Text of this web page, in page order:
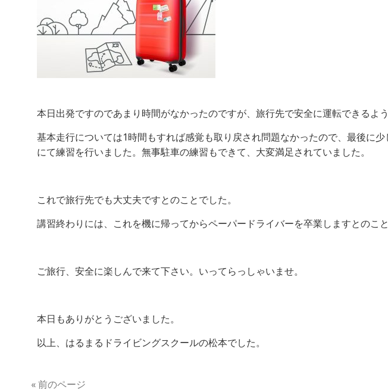
本日出発ですのであまり時間がなかったのですが、旅行先で安全に運転できるよ
基本走行については1時間もすれば感覚も取り戻され問題なかったので、最後に
にて練習を行いました。無事駐車の練習もできて、大変満足されていました。
これで旅行先でも大丈夫ですとのことでした。
講習終わりには、これを機に帰ってからペーパードライバーを卒業しますとのこ
ご旅行、安全に楽しんで来て下さい。いってらっしゃいませ。
本日もありがとうございました。
以上、はるまるドライビングスクールの松本でした。
« 前のページ